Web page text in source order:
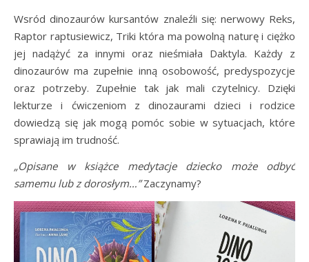
Wsród dinozaurów kursantów znaleźli się: nerwowy Reks,
Raptor raptusiewicz, Triki która ma powolną naturę i ciężko
jej nadążyć za innymi oraz nieśmiała Daktyla. Każdy z
dinozaurów ma zupełnie inną osobowość, predyspozycje
oraz potrzeby. Zupełnie tak jak mali czytelnicy. Dzięki
lekturze i ćwiczeniom z dinozaurami dzieci i rodzice
dowiedzą się jak mogą pomóc sobie w sytuacjach, które
sprawiają im trudność.
„Opisane w książce medytacje dziecko może odbyć
samemu lub z dorosłym…”Zaczynamy?